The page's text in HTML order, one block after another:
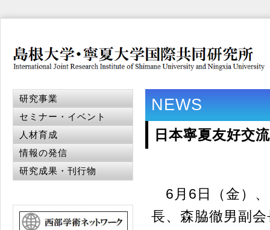
NEWS
日本寧夏友好交
6月6日（金）、
長、森脇徹男副
研究事業
セミナー・イベント
人材育成
情報の発信
研究成果・刊行物